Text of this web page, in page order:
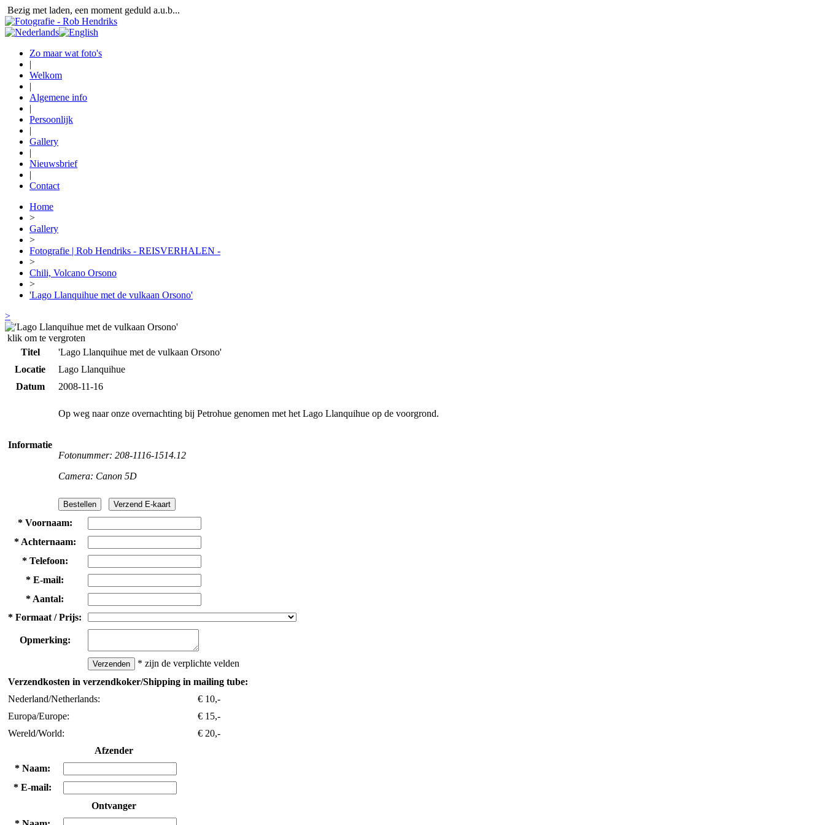
Bezig met laden, een moment geduld a.u.b...
Zo maar wat foto's
|
Welkom
|
Algemene info
|
Persoonlijk
|
Gallery
|
Nieuwsbrief
|
Contact
Home
>
Gallery
>
Fotografie | Rob Hendriks - REISVERHALEN -
>
Chili, Volcano Orsono
>
'Lago Llanquihue met de vulkaan Orsono'
>
klik om te vergroten
Titel
'Lago Llanquihue met de vulkaan Orsono'
Locatie
Lago Llanquihue
Datum
2008-11-16
Informatie
Op weg naar onze overnachting bij Petrohue genomen met het Lago Llanquihue op de voorgrond.
Fotonummer: 208-1116-1514.12
Camera: Canon 5D
*Voornaam:
*Achternaam:
*Telefoon:
* E-mail:
* Aantal:
* Formaat / Prijs:
Opmerking:
* zijn de verplichte velden
Verzendkosten in verzendkoker/Shipping in mailing tube:
Nederland/Netherlands:
€ 10,-
Europa/Europe:
€ 15,-
Wereld/World:
€ 20,-
Afzender
* Naam:
* E-mail:
Ontvanger